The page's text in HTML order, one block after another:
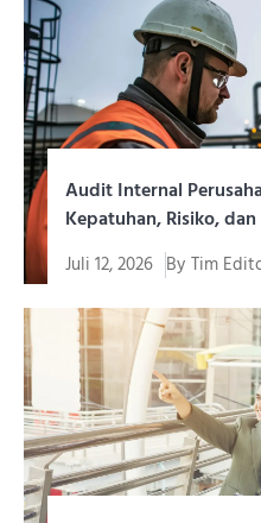
Audit Internal
Kepatuhan, Risiko,
Juli 12, 2026 By Tim
Audit internal
pemastian (assurance)